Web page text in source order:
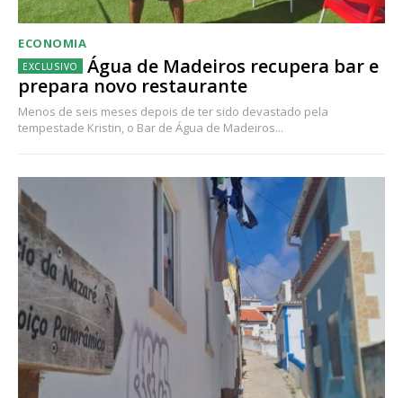
ECONOMIA
Água de Madeiros recupera bar e
prepara novo restaurante
Menos de seis meses depois de ter sido devastado pela
tempestade Kristin, o Bar de Água de Madeiros...